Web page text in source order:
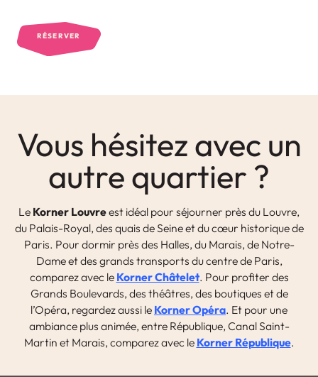
RÉSERVER
Vous hésitez avec un
autre quartier ?
Le Korner Louvreest idéal pour séjourner près du Louvre,
du Palais-Royal, des quais de Seine et du cœur historique de
Paris. Pour dormir près des Halles, du Marais, de Notre-
Dame et des grands transports du centre de Paris,
comparez avec le Korner Châtelet. Pour profiter des
Grands Boulevards, des théâtres, des boutiques et de
l’Opéra, regardez aussi le Korner Opéra. Et pour une
ambiance plus animée, entre République, Canal Saint-
Martin et Marais, comparez avec le Korner République.